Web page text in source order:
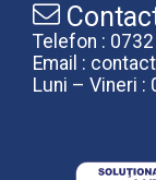
Telefon :
Email :
Luni – Vineri :